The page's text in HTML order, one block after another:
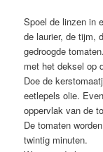
Spoel de linzen in
de laurier, de tijm,
gedroogde
met het deksel op
Doe de
eetlepels olie.
oppervlak van de
De tomaten
twintig minuten.